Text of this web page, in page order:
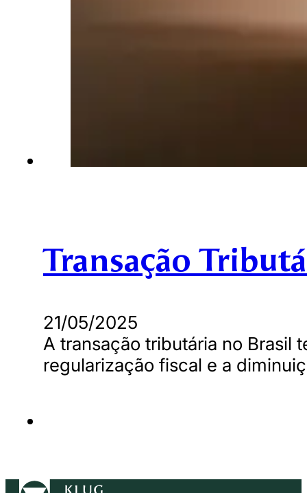
Transação
21/05/2025
A transação tributária no Brasil
regularização fiscal e a